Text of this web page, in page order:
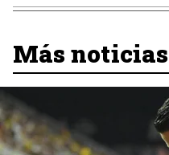
Más noticias